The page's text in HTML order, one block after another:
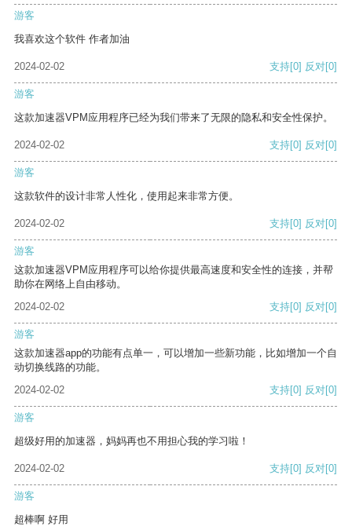
游客
我喜欢这个软件 作者加油
2024-02-02 支持[0] 反对[0]
游客
这款加速器VPM应用程序已经为我们带来了无限的隐私和安全性保护。
2024-02-02 支持[0] 反对[0]
游客
这款软件的设计非常人性化，使用起来非常方便。
2024-02-02 支持[0] 反对[0]
游客
这款加速器VPM应用程序可以给你提供最高速度和安全性的连接，并帮
助你在网络上自由移动。
2024-02-02
支持[0] 反对[0]
游客
这款加速器app的功能有点单一，可以增加一些新功能，比如增加一个自
动切换线路的功能。
2024-02-02
支持[0] 反对[0]
游客
超级好用的加速器，妈妈再也不用担心我的学习啦！
2024-02-02 支持[0] 反对[0]
游客
超棒啊 好用